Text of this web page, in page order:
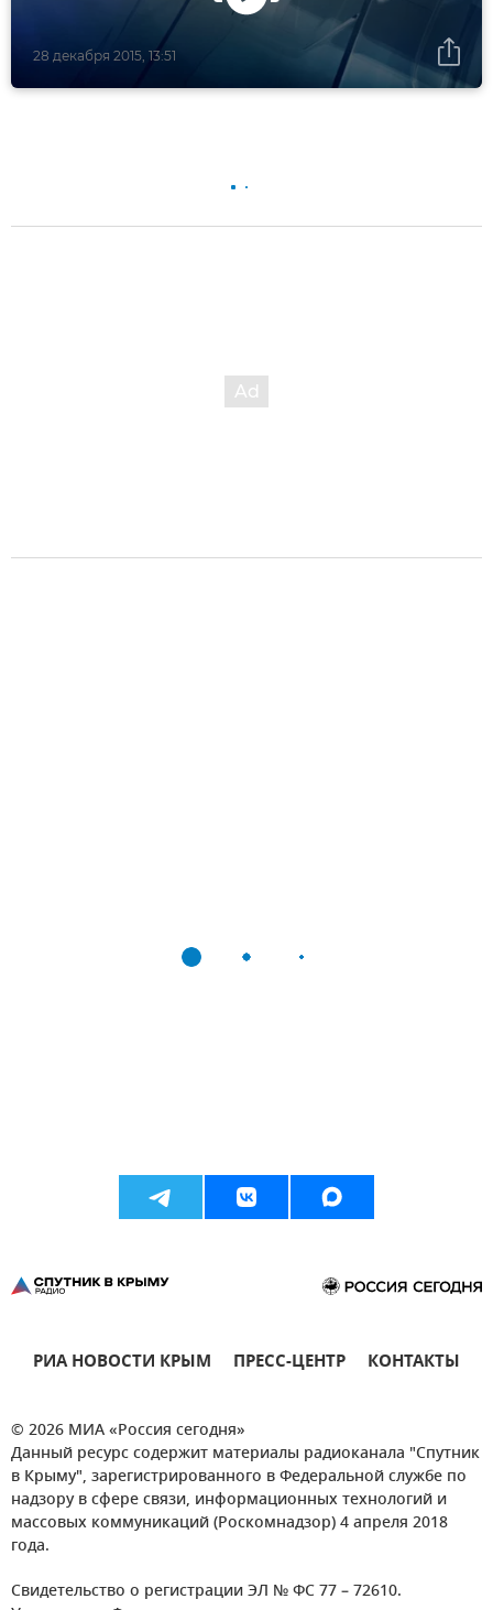
28 декабря 2015, 13:51
РИА НОВОСТИ КРЫМ ПРЕСС-ЦЕНТР КОНТАКТЫ
© 2026 МИА «Россия сегодня»
Данный ресурс содержит материалы радиоканала "Спутник
в Крыму", зарегистрированного в Федеральной службе по
надзору в сфере связи, информационных технологий и
массовых коммуникаций (Роскомнадзор) 4 апреля 2018
года.
Свидетельство о регистрации ЭЛ № ФС 77 – 72610.